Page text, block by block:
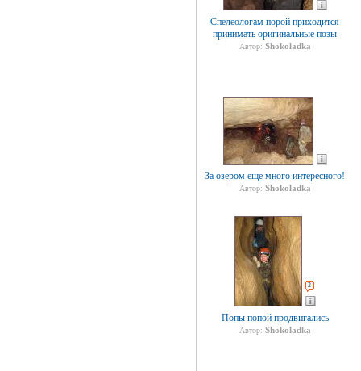
Спелеологам порой приходится
принимать оригинальные позы
Автор: Shokoladka
За озером еще много интересного!
Автор: Shokoladka
2
Попы попой продвигались
Автор: Shokoladka